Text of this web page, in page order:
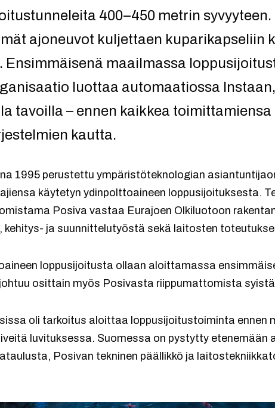
400–450 metrin
ajoneuvot kuljettaen kuparikapseliin
Ensimmäisenä maailmassa
luottaa automaatiossa
tavoilla – ennen kaikkea toimittamiensa
kautta.
1995 perustettu ympäristöteknologian
käytetyn ydinpolttoaineen loppusijoituksesta.
Posiva vastaa Eurajoen Olkiluotoon
kehitys- ja suunnittelutyöstä sekä laitosten
loppusijoitusta ollaan aloittamassa
osittain myös Posivasta riippumattomista
oli tarkoitus aloittaa loppusijoitustoiminta ennen
luvituksessa. Suomessa on pystytty etenemään
Posivan tekninen päällikkö ja